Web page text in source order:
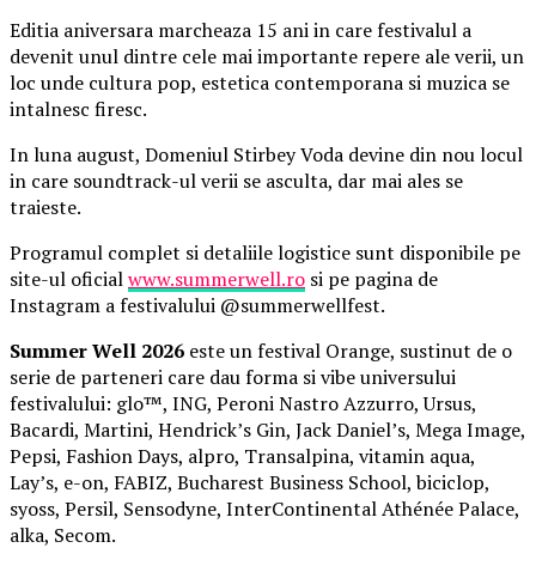
Editia aniversara marcheaza 15 ani in care festivalul a
devenit unul dintre cele mai importante repere ale verii, un
loc unde cultura pop, estetica contemporana si muzica se
intalnesc firesc.
In luna august, Domeniul Stirbey Voda devine din nou locul
in care soundtrack-ul verii se asculta, dar mai ales se
traieste.
Programul complet si detaliile logistice sunt disponibile pe
site-ul oficialwww.summerwell.ro si pe pagina de
Instagram a festivalului @summerwellfest.
Summer Well 2026 este un festival Orange, sustinut de o
serie de parteneri care dau forma si vibe universului
festivalului: glo™, ING, Peroni Nastro Azzurro, Ursus,
Bacardi, Martini, Hendrick’s Gin, Jack Daniel’s, Mega Image,
Pepsi, Fashion Days, alpro, Transalpina, vitamin aqua,
Lay’s, e-on, FABIZ, Bucharest Business School, biciclop,
syoss, Persil, Sensodyne, InterContinental Athénée Palace,
alka, Secom.